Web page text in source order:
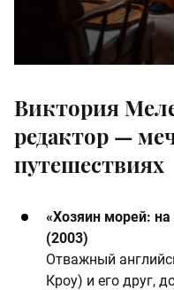
Виктория
редактор —
путешествиях
«Хозяин морей:
(2003)
Отважный
Кроу) и его друг,